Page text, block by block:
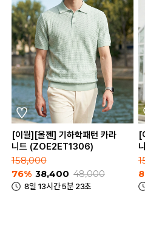
[이월][올젠] 기하학패턴 카라
니트 (ZOE2ET1306)
158,000
76% 38,400 48,000
8일 13시간 5분 23초
[